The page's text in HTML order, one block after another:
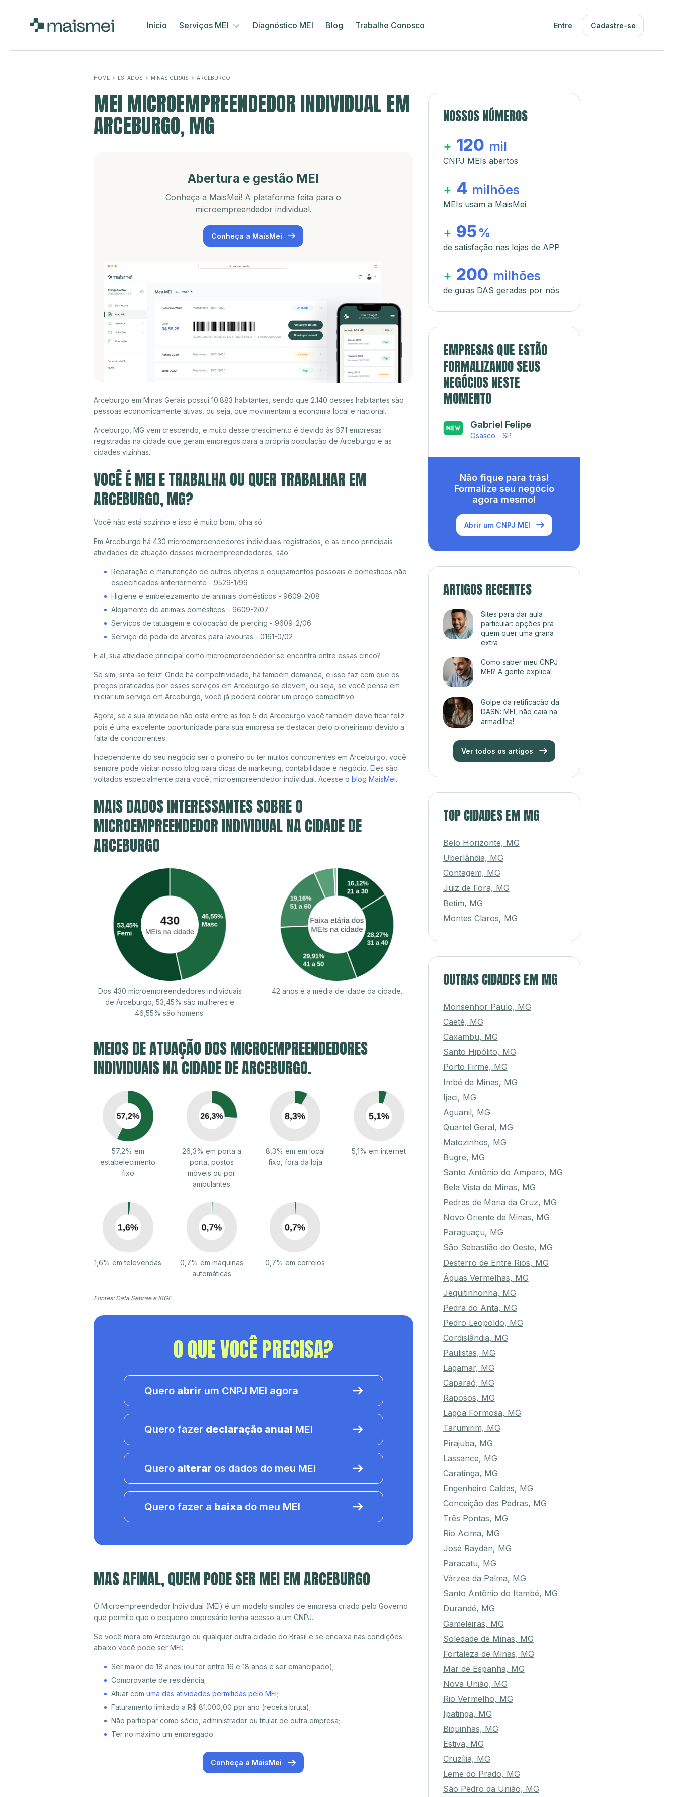
Início Serviços MEI Diagnóstico MEI Blog Trabalhe Conosco Entre Cadastre-se
HOME ESTADOS MINAS GERAIS ARCEBURGO
MEI MICROEMPREENDEDOR INDIVIDUAL EM
ARCEBURGO, MG
Abertura e gestão MEI
Conheça a MaisMei! A plataforma feita para o
microempreendedor individual.
Conheça a MaisMei
Arceburgo em Minas Gerais possui 10.883 habitantes, sendo que 2.140 desses habitantes são
pessoas economicamente ativas, ou seja, que movimentam a economia local e nacional.
Arceburgo, MG vem crescendo, e muito desse crescimento é devido às 671 empresas
registradas na cidade que geram empregos para a própria população de Arceburgo e as
cidades vizinhas.
VOCÊ É MEI E TRABALHA OU QUER TRABALHAR EM
ARCEBURGO, MG?
Você não está sozinho e isso é muito bom, olha só:
Em Arceburgo há 430 microempreendedores individuais registrados, e as cinco principais
atividades de atuação desses microempreendedores, são:
Reparação e manutenção de outros objetos e equipamentos pessoais e domésticos não
especificados anteriormente - 9529-1/99
Higiene e embelezamento de animais domésticos - 9609-2/08
Alojamento de animais domésticos - 9609-2/07
Serviços de tatuagem e colocação de piercing - 9609-2/06
Serviço de poda de árvores para lavouras - 0161-0/02
E aí, sua atividade principal como microempreendedor se encontra entre essas cinco?
Se sim, sinta-se feliz! Onde há competitividade, há também demanda, e isso faz com que os
preços praticados por esses serviços em Arceburgo se elevem, ou seja, se você pensa em
iniciar um serviço em Arceburgo, você já poderá cobrar um preço competitivo.
Agora, se a sua atividade não está entre as top 5 de Arceburgo você também deve ficar feliz
pois é uma excelente oportunidade para sua empresa se destacar pelo pioneirismo devido a
falta de concorrentes.
Independente do seu negócio ser o pioneiro ou ter muitos concorrentes em Arceburgo, você
sempre pode visitar nosso blog para dicas de marketing, contabilidade e negócio. Eles são
voltados especialmente para você, microempreendedor individual. Acesse o blog MaisMei.
MAIS DADOS INTERESSANTES SOBRE O
MICROEMPREENDEDOR INDIVIDUAL NA CIDADE DE
ARCEBURGO
Dos 430 microempreendedores individuais
de Arceburgo, 53,45% são mulheres e
46,55% são homens.
42 anos é a média de idade da cidade.
MEIOS DE ATUAÇÃO DOS MICROEMPREENDEDORES
INDIVIDUAIS NA CIDADE DE ARCEBURGO.
57,2% em
estabelecimento
fixo
26,3% em porta a
porta, postos
móveis ou por
ambulantes
8,3% em em local
fixo, fora da loja
5,1% em internet
1,6% em televendas
0,7% em máquinas
automáticas
0,7% em correios
Fontes: Data Sebrae e IBGE
O QUE VOCÊ PRECISA?
Quero abrir um CNPJ MEI agora
Quero fazer declaração anual MEI
Quero alterar os dados do meu MEI
Quero fazer a baixa do meu MEI
MAS AFINAL, QUEM PODE SER MEI EM ARCEBURGO
O Microempreendedor Individual (MEI) é um modelo simples de empresa criado pelo Governo
que permite que o pequeno empresário tenha acesso a um CNPJ.
Se você mora em Arceburgo ou qualquer outra cidade do Brasil e se encaixa nas condições
abaixo você pode ser MEI:
Ser maior de 18 anos (ou ter entre 16 e 18 anos e ser emancipado);
Comprovante de residência;
Atuar com uma das atividades permitidas pelo MEI;
Faturamento limitado a R$ 81.000,00 por ano (receita bruta);
Não participar como sócio, administrador ou titular de outra empresa;
Ter no máximo um empregado.
Conheça a MaisMei
NOSSOS NÚMEROS
+ 120 mil
CNPJ MEIs abertos
+ 4 milhões
MEIs usam a MaisMei
+ 95 %
de satisfação nas lojas de APP
+ 200 milhões
de guias DAS geradas por nós
EMPRESAS QUE ESTÃO
FORMALIZANDO SEUS
NEGÓCIOS NESTE
MOMENTO
Gabriel Felipe
Osasco - SP
Não fique para trás!
Formalize seu negócio
agora mesmo!
Abrir um CNPJ MEI
ARTIGOS RECENTES
Sites para dar aula
particular: opções pra
quem quer uma grana
extra
Como saber meu CNPJ
MEI? A gente explica!
Golpe da retificação da
DASN: MEI, não caia na
armadilha!
Ver todos os artigos
TOP CIDADES EM MG
Belo Horizonte, MG
Uberlândia, MG
Contagem, MG
Juiz de Fora, MG
Betim, MG
Montes Claros, MG
OUTRAS CIDADES EM MG
Monsenhor Paulo, MG
Caeté, MG
Caxambu, MG
Santo Hipólito, MG
Porto Firme, MG
Imbé de Minas, MG
Ijaci, MG
Aguanil, MG
Quartel Geral, MG
Matozinhos, MG
Bugre, MG
Santo Antônio do Amparo, MG
Bela Vista de Minas, MG
Pedras de Maria da Cruz, MG
Novo Oriente de Minas, MG
Paraguaçu, MG
São Sebastião do Oeste, MG
Desterro de Entre Rios, MG
Águas Vermelhas, MG
Jequitinhonha, MG
Pedra do Anta, MG
Pedro Leopoldo, MG
Cordislândia, MG
Paulistas, MG
Lagamar, MG
Caparaó, MG
Raposos, MG
Lagoa Formosa, MG
Tarumirim, MG
Pirajuba, MG
Lassance, MG
Caratinga, MG
Engenheiro Caldas, MG
Conceição das Pedras, MG
Três Pontas, MG
Rio Acima, MG
José Raydan, MG
Paracatu, MG
Várzea da Palma, MG
Santo Antônio do Itambé, MG
Durandé, MG
Gameleiras, MG
Soledade de Minas, MG
Fortaleza de Minas, MG
Mar de Espanha, MG
Nova União, MG
Rio Vermelho, MG
Ipatinga, MG
Biquinhas, MG
Estiva, MG
Cruzília, MG
Leme do Prado, MG
São Pedro da União, MG